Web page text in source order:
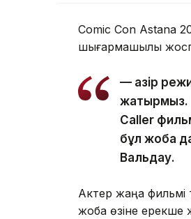
Comic Con Astana
шығармашылық
— Қазір
жатырмыз.
Caller
бұл жоба
Вальдау.
Актер жаңа фильмі
жоба өзіне ерекше